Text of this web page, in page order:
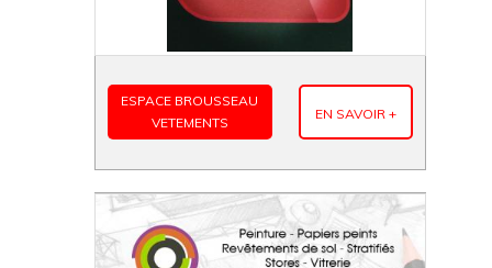
ESPACE BROUSSEAU
VETEMENTS
EN SAVOIR +